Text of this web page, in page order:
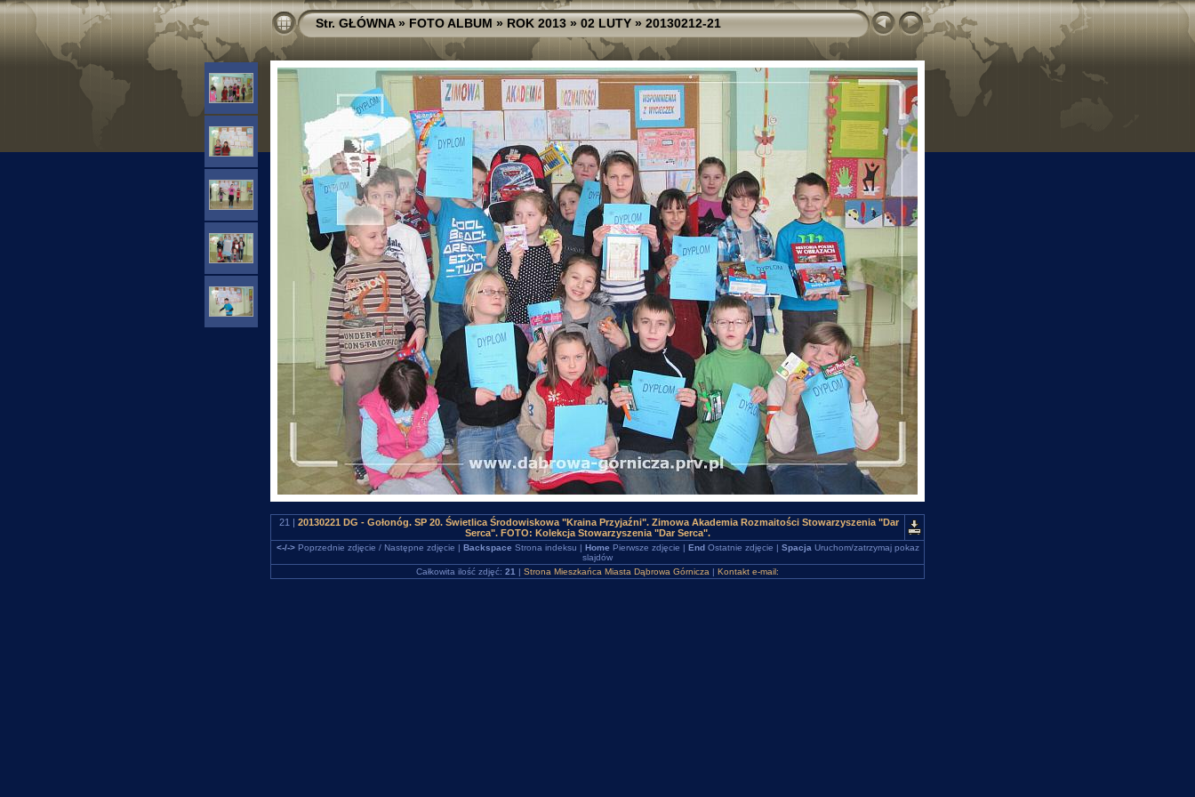
Str. GŁÓWNA»FOTO ALBUM»ROK 2013»02 LUTY»20130212-21
21 | 20130221 DG - Gołonóg. SP 20. Świetlica Środowiskowa "Kraina Przyjaźni". Zimowa Akademia Rozmaitości Stowarzyszenia "Dar
Serca". FOTO: Kolekcja Stowarzyszenia "Dar Serca".
<-/->Poprzednie zdjęcie / Następne zdjęcie | Backspace Strona indeksu | Home Pierwsze zdjęcie | EndOstatnie zdjęcie | Spacja Uruchom/zatrzymaj pokaz
slajdów
Całkowita ilość zdjęć: 21 | Strona Mieszkańca Miasta Dąbrowa Górnicza | Kontakt e-mail: